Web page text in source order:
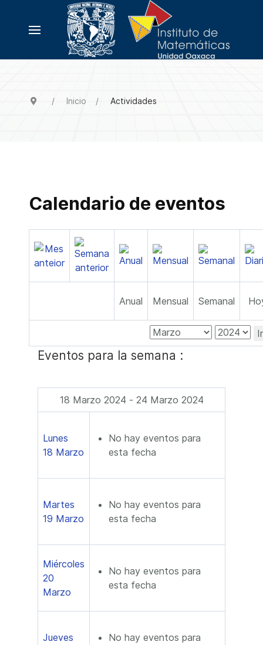
Inicio Actividades
Calendario de eventos
Anual Mensual Semanal
Eventos para la semana :
18 Marzo 2024 - 24 Marzo 2024
Lunes
18 Marzo
No hay eventos para
esta fecha
Martes
19 Marzo
No hay eventos para
esta fecha
Miércoles
20
Marzo
No hay eventos para
esta fecha
Jueves
No hay eventos para